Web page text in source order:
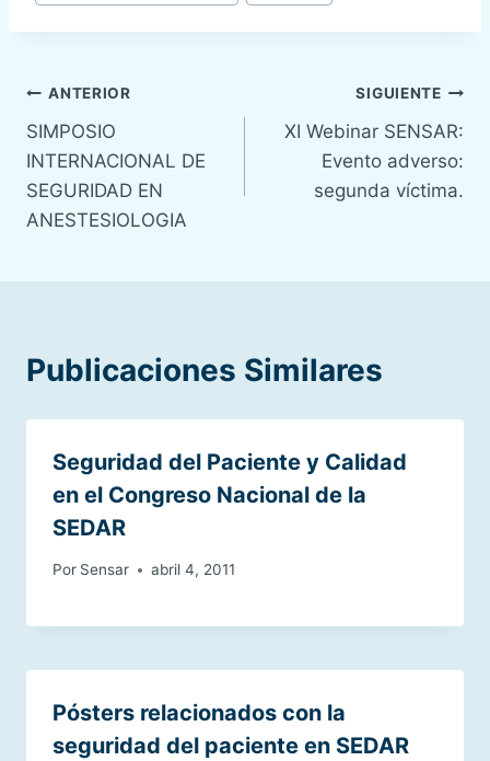
Navegación
de
entradas
ANTERIOR
SIMPOSIO
INTERNACIONAL DE
SEGURIDAD EN
ANESTESIOLOGIA
SIGUIENTE
XI Webinar SENSAR:
Evento adverso:
segunda víctima.
Publicaciones Similares
Seguridad del Paciente y Calidad
en el Congreso Nacional de la
SEDAR
Por Sensar abril 4, 2011
Pósters relacionados con la
seguridad del paciente en SEDAR